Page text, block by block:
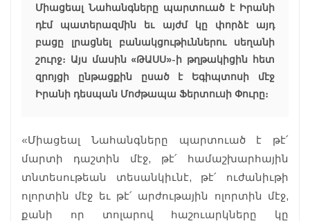
Միացեալ Նահանգները պարտուած է Իրանի
դէմ պատերազմին եւ այժմ կը փորձէ այդ
բացը լրացնել բանակցութիւններու սեղանի
շուրջ։ Այս մասին «ԹԱՍՍ»-ի թղթակիցին հետ
զրոյցի ընթացքին ըսած է Եգիպտոսի մէջ
Իրանի դեսպան Մոժթապա Ֆերտուսի Փուրը։
«Միացեալ Նահանգները պարտուած է թէ՛
մարտի դաշտին մէջ, թէ՛ համաշխարհային
տնտեսութեան տեսանկիւնէ, թէ՛ ուժանիւթի
ոլորտին մէջ եւ թէ՛ արժութային ոլորտին մէջ,
քանի որ տոլարով հաշուարկները կը